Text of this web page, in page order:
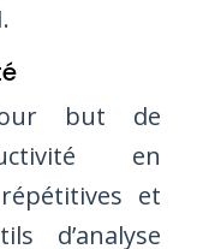
but de
en
et
d’analyse